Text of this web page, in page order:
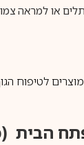
או למראה
מוצרים לטיפוח
(כ-5 ימי